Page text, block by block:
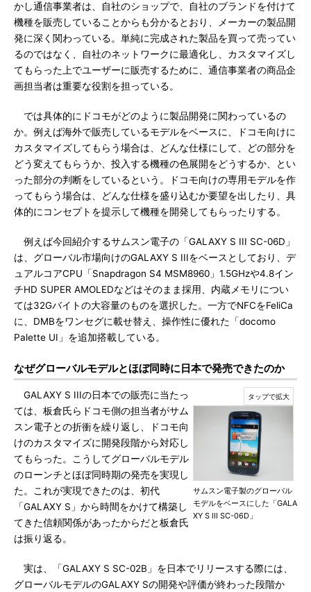
かし通信事業者は、自社のショップで、自社のブランドを付けて
機種を販売していることからも分かるとおり、メーカーの製品開
発に深く関わっている。単純に完成された製品を買って売ってい
るのではなく、自社のネットワークに最適化し、カスタマイズし
てもらった上でユーザーに販売するために、通信事業者の商品企
画担当者は重要な役割を担っている。
では具体的にドコモがどのように製品開発に関わっているの
か。例えば海外で販売しているモデルをベースに、ドコモ向けに
カスタマイズしてもらう場合は、どんな仕様にして、どの部分を
どう変えてもらうか、投入する機種の色展開をどうするか、とい
った部分の判断をしているという。ドコモ向けの専用モデルを作
ってもらう場合は、どんな仕様を盛り込むか要望を出したり、具
体的にコンセプトを提示して機種を開発してもらったりする。
例えば今回紹介するサムスン電子の「GALAXY S III SC-06D」
は、グローバル市場向けのGALAXY S IIIをベースとしており、デ
ュアルコアCPU「Snapdragon S4 MSM8960」1.5GHzや4.8イン
チHD SUPER AMOLEDなどはそのまま採用、内蔵メモリについ
ては32Gバイトの大容量のものを選択した。一方でNFCをFeliCa
に、DMBをワンセグに載せ替え、操作性に優れた「docomo
Palette UI」を追加搭載している。
なぜグローバルモデルとほぼ同時に日本で発売できたのか
サムスン電子製のグローバル
モデルをベースにした「GALA
XY S III SC-06D」
GALAXY S IIIの日本での販売に当たっ
ては、板倉氏らドコモ側の担当者がサム
スン電子との折衝を繰り返し、ドコモ向
けのカスタマイズに開発段階から対応し
てもらった。こうしてグローバルモデル
のローンチとほぼ同時期の発売を実現し
た。これが実現できたのは、初代
「GALAXY S」から時間をかけて構築し
てきた信頼関係があったからだと板倉氏
は振り返る。
実は、「GALAXY S SC-02B」を日本でリリースする際には、
グローバルモデルのGALAXY Sの開発や評価が終わった段階か